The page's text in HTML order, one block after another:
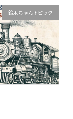
鈴木ちゃんトピック